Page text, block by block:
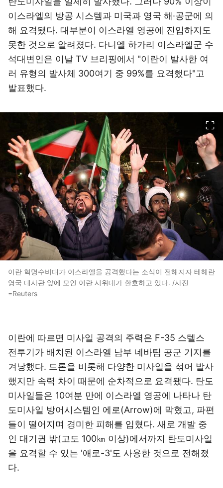
이스라엘의 방공 시스템과 미국과 영국 해·공군에 의
해 요격됐다. 대부분이 이스라엘 영공에 진입하지도
못한 것으로 알려졌다. 다니엘 하가리 이스라엘군 수
석대변인은 이날 TV 브리핑에서 "이란이 발사한 여
러 유형의 발사체 300여기 중 99%를 요격했다"고
발표했다.
이란 혁명수비대가 이스라엘을 공격했다는 소식이 전해지자 테헤란
영국 대사관 앞에 모인 이란 시위대가 환호하고 있다. /사진
=Reuters
이란에 따르면 미사일 공격의 주력은 F-35 스텔스
전투기가 배치된 이스라엘 남부 네바팀 공군 기지를
겨낭했다. 드론을 비롯해 다양한 미사일을 섞어 발사
했지만 속력 차이 때문에 순차적으로 요격됐다. 탄도
미사일들은 10여분 만에 이스라엘 영공에 나타나 탄
도미사일 방어시스템인 에로(Arrow)에 막혔고, 파편
들이 떨어지며 경미한 피해를 입혔다. 새로 개발 중
인 대기권 밖(고도 100㎞ 이상)에서까지 탄도미사일
을 요격할 수 있는 '애로-3'도 사용한 것으로 전해졌
다.